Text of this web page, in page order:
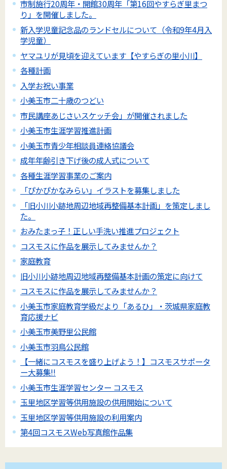
市制施行20周年・開館30周年「第16回やすらぎ里まつ
り」を開催しました。
新入学児童記念品のランドセルについて（令和9年4月入
学児童）
ヤマユリが見頃を迎えています【やすらぎの里小川】
各種計画
入学お祝い事業
小美玉市二十歳のつどい
市民講座あじさいスケッチ会」が開催されました
小美玉市生涯学習推進計画
小美玉市青少年相談員連絡協議会
成年年齢引き下げ後の成人式について
各種生涯学習事業のご案内
「ぴかぴかなみらい」イラストを募集しました
「旧小川小跡地周辺地域再整備基本計画」を策定しまし
た。
おみたまっ子！正しい手洗い推進プロジェクト
コスモスに作品を展示してみませんか？
家庭教育
旧小川小跡地周辺地域再整備基本計画の策定に向けて
コスモスに作品を展示してみませんか？
小美玉市家庭教育学級だより「あるひ」・茨城県家庭教
育応援ナビ
小美玉市美野里公民館
小美玉市羽鳥公民館
【一緒にコスモスを盛り上げよう！】コスモスサポータ
ー大募集!!
小美玉市生涯学習センター コスモス
玉里地区学習等供用施設の供用開始について
玉里地区学習等供用施設の利用案内
第4回コスモスWeb写真館作品集